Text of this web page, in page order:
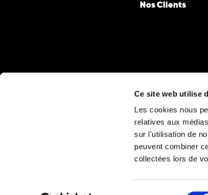
Ce site web utilise
Les cookies nous
relatives aux
sur l'utilisation de
peuvent combiner
collectées lors de
Nos Clients